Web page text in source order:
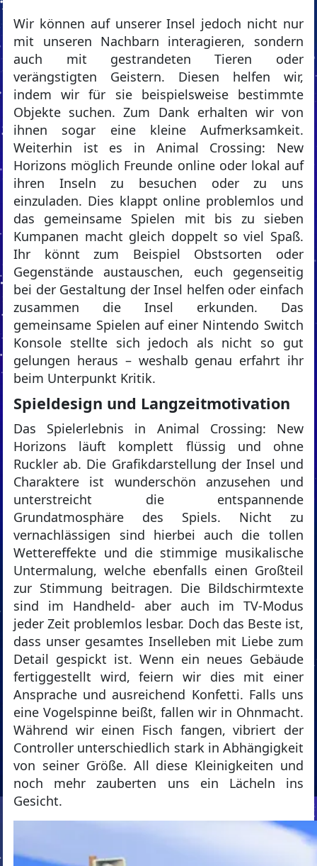
Wir können auf unserer Insel jedoch nicht nur
mit unseren Nachbarn interagieren, sondern
auch mit gestrandeten Tieren oder
verängstigten Geistern. Diesen helfen wir,
indem wir für sie beispielsweise bestimmte
Objekte suchen. Zum Dank erhalten wir von
ihnen sogar eine kleine Aufmerksamkeit.
Weiterhin ist es in Animal Crossing: New
Horizons möglich Freunde online oder lokal auf
ihren Inseln zu besuchen oder zu uns
einzuladen. Dies klappt online problemlos und
das gemeinsame Spielen mit bis zu sieben
Kumpanen macht gleich doppelt so viel Spaß.
Ihr könnt zum Beispiel Obstsorten oder
Gegenstände austauschen, euch gegenseitig
bei der Gestaltung der Insel helfen oder einfach
zusammen die Insel erkunden. Das
gemeinsame Spielen auf einer Nintendo Switch
Konsole stellte sich jedoch als nicht so gut
gelungen heraus – weshalb genau erfahrt ihr
beim Unterpunkt Kritik.
Spieldesign und Langzeitmotivation
Das Spielerlebnis in Animal Crossing: New
Horizons läuft komplett flüssig und ohne
Ruckler ab. Die Grafikdarstellung der Insel und
Charaktere ist wunderschön anzusehen und
unterstreicht die entspannende
Grundatmosphäre des Spiels. Nicht zu
vernachlässigen sind hierbei auch die tollen
Wettereffekte und die stimmige musikalische
Untermalung, welche ebenfalls einen Großteil
zur Stimmung beitragen. Die Bildschirmtexte
sind im Handheld- aber auch im TV-Modus
jeder Zeit problemlos lesbar. Doch das Beste ist,
dass unser gesamtes Inselleben mit Liebe zum
Detail gespickt ist. Wenn ein neues Gebäude
fertiggestellt wird, feiern wir dies mit einer
Ansprache und ausreichend Konfetti. Falls uns
eine Vogelspinne beißt, fallen wir in Ohnmacht.
Während wir einen Fisch fangen, vibriert der
Controller unterschiedlich stark in Abhängigkeit
von seiner Größe. All diese Kleinigkeiten und
noch mehr zauberten uns ein Lächeln ins
Gesicht.